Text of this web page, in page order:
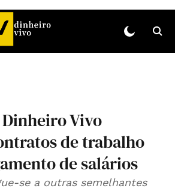
Vivo
de trabalho
de salários
se a outras semelhantes